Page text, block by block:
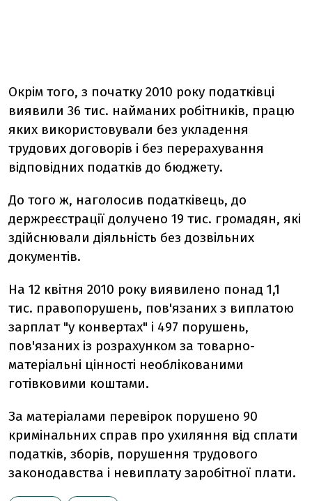
Окрім того, з початку 2010 року податківці
виявили 36 тис. найманих робітників, працю
яких використовували без укладення
трудових договорів і без перерахування
відповідних податків до бюджету.
До того ж, наголосив податківець, до
держреєстрації долучено 19 тис. громадян, які
здійснювали діяльність без дозвільних
документів.
На 12 квітня 2010 року виявилено понад 1,1
тис. правопорушень, пов'язаних з виплатою
зарплат "у конвертах" і 497 порушень,
пов'язаних із розрахунком за товарно-
матеріальні цінності необлікованими
готівковими коштами.
За матеріалами перевірок порушено 90
кримінальних справ про ухиляння від сплати
податків, зборів, порушення трудового
законодавства і невиплату заробітної плати.